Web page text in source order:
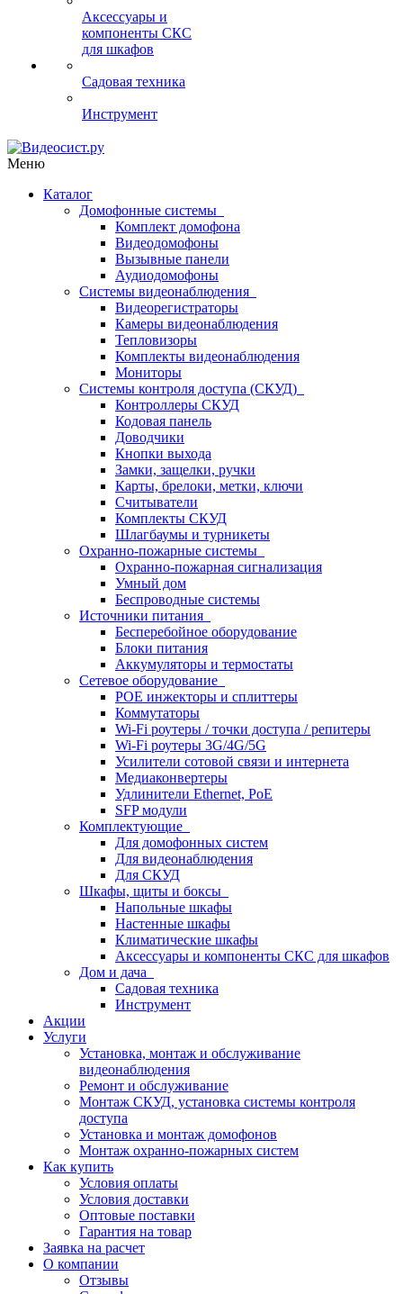
Аксессуары и
компоненты СКС
для шкафов
Садовая техника
Инструмент
Меню
Каталог
Домофонные системы
Комплект домофона
Видеодомофоны
Вызывные панели
Аудиодомофоны
Системы видеонаблюдения
Видеорегистраторы
Камеры видеонаблюдения
Тепловизоры
Комплекты видеонаблюдения
Мониторы
Системы контроля доступа (СКУД)
Контроллеры СКУД
Кодовая панель
Доводчики
Кнопки выхода
Замки, защелки, ручки
Карты, брелоки, метки, ключи
Считыватели
Комплекты СКУД
Шлагбаумы и турникеты
Охранно-пожарные системы
Охранно-пожарная сигнализация
Умный дом
Беспроводные системы
Источники питания
Бесперебойное оборудование
Блоки питания
Аккумуляторы и термостаты
Сетевое оборудование
POE инжекторы и сплиттеры
Коммутаторы
Wi-Fi роутеры / точки доступа / репитеры
Wi-Fi роутеры 3G/4G/5G
Усилители сотовой связи и интернета
Медиаконвертеры
Удлинители Ethernet, PoE
SFP модули
Комплектующие
Для домофонных систем
Для видеонаблюдения
Для СКУД
Шкафы, щиты и боксы
Напольные шкафы
Настенные шкафы
Климатические шкафы
Аксессуары и компоненты СКС для шкафов
Дом и дача
Садовая техника
Инструмент
Акции
Услуги
Установка, монтаж и обслуживание
видеонаблюдения
Ремонт и обслуживание
Монтаж СКУД, установка системы контроля
доступа
Установка и монтаж домофонов
Монтаж охранно-пожарных систем
Как купить
Условия оплаты
Условия доставки
Оптовые поставки
Гарантия на товар
Заявка на расчет
О компании
Отзывы